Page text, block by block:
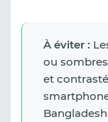
À éviter :
ou
et